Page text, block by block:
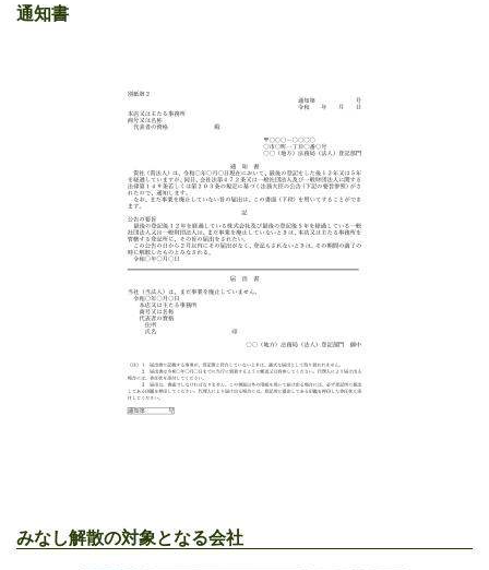
通知書
みなし解散の対象となる会社